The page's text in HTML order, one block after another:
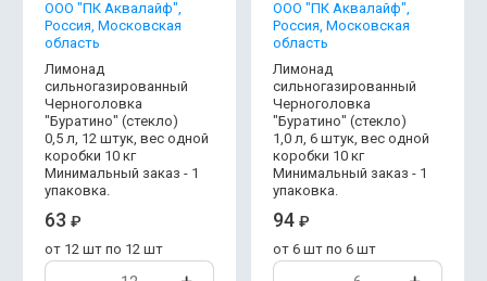
OOO "ПК Аквалайф",
Россия, Московская
область
Лимонад
сильногазированный
Черноголовка
"Буратино" (стекло)
0,5 л, 12 штук, вес одной
коробки 10 кг
Минимальный заказ - 1
упаковка.
63 ₽
от 12 шт по 12 шт
OOO "ПК Аквалайф",
Россия, Московская
область
Лимонад
сильногазированный
Черноголовка
"Буратино" (стекло)
1,0 л, 6 штук, вес одной
коробки 10 кг
Минимальный заказ - 1
упаковка.
94 ₽
от 6 шт по 6 шт